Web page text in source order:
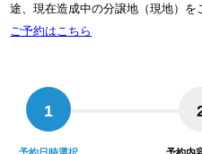
途、現在造成中の分譲地（現地）を
ご予約はこちら
1